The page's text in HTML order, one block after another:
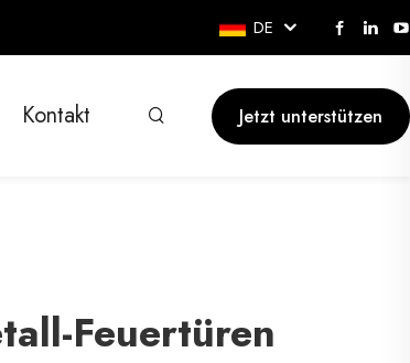
DE
Kontakt Jetzt unterstützen
Feuertüren